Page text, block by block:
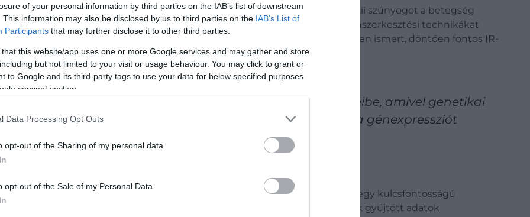
of your personal information by third parties on the IAB’s list of downstream
This information may also be disclosed by us to third parties on the IAB’s List of
Participants that may further disclose it to other third parties.
that this website/app uses one or more Google services and may gather and store
but not limited to your visit or usage behaviour. You may click to grant or
to Google and its third-party tags to use your data for below specified purposes
consent section.
Data Processing Opt Outs
opt-out of the Sharing of my personal data.
opt-out of the Sale of my Personal Data.
útvonalak hogyan segítik a maláriát terjesztő Anopheles coluzzii szúnyogot a betegség
és a biológiai tudományok professzora és laboratóriuma CRISPR génszerkesztési technikákat
fel tudták térképezni és funkcionálisan jellemezni az Ir76b néven ismert, döntően fontos IR-
CRISPR-összetevőket juttatnunk a szúnyoglárvák petéibe, amivel genetikai
az Ir76b lokuszba, hogy megzavarjuk és lokalizáljuk a génexpressziót
végzős hallgatója.
munkák miatt a Zwiebel-labornak jó oka volt feltételezni, hogy az Ir76b egy kulcsfontosságú
aktív IR-komplexek alakuljanak ki a szúnyog fejfüggelékein. Az általuk gyűjtött adatok